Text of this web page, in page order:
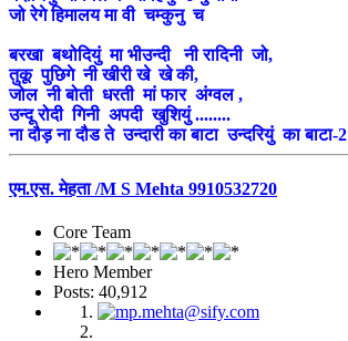
जो रेगे हिमालय मा वी चम्कुनु च
बरखा बथोदियुं मा भीउन्दी नी रादिनी जो,
तुकू पुछिगे नी खीरी खे खे की,
जोल नी बोती धरती मां फार अंग्वल ,
उन्दू रोदी गिनी अपदी खुशियुं ........
ना दौड़ ना दौड ते उन्दारी का बाटा उन्दरियुं का बाटा-2
एम.एस. मेहता /M S Mehta 9910532720
Core Team
Hero Member
Posts: 40,912